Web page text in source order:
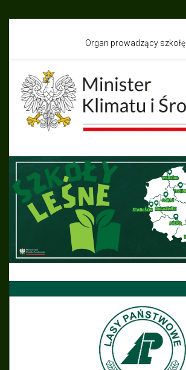
Organ prowadzący szkołę